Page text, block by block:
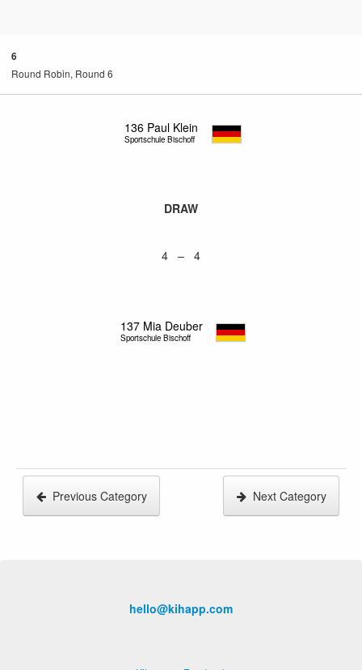
6
Round Robin, Round 6
136 Paul Klein
Sportschule Bischoff
DRAW
4 – 4
137 Mia Deuber
Sportschule Bischoff
Previous Category Next Category
hello@kihapp.com